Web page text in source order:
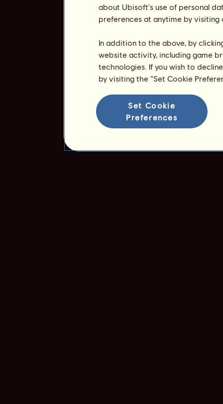
about Ubisoft's use of personal
preferences at anytime by
In addition to the above, by
website activity, including game
technologies. If you wish to
by visiting the “Set Cookie
Set Cookie
Preferences